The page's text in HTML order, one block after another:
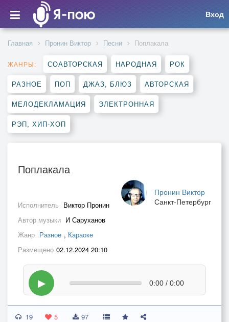
Вход
Главная Пронин Виктор Песни Поплакала
ЖАНРЫ: СОАВТОРСКАЯ НАРОДНАЯ РОК
РАЗНОЕ ПОП ДЖАЗ, БЛЮЗ АВТОРСКАЯ
МЕЛОДЕКЛАМАЦИЯ ЭЛЕКТРОННАЯ
РЭП, ХИП-ХОП
Поплакала
Пронин Виктор
Санкт-Петербург
Исполнитель Виктор Пронин
Автор музыки И Саруханов
Жанр Разное , Караоке
Размещено 02.12.2024 20:10
▶ 0:00 / 0:00
19 5 97